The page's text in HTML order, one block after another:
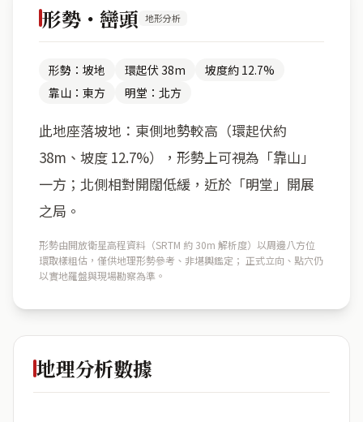
形勢・巒頭 地形分析
形勢：坡地 環起伏 38m
坡度約 12.7%
靠山：東方
明堂：北方
此地座落坡地：東側地勢較高（環起伏約
38m、坡度 12.7%），形勢上可視為「靠山」
一方；北側相對開闊低緩，近於「明堂」開展
之局。
形勢由開放衛星高程資料（SRTM 約 30m 解析度）以周邊八方位
環取樣粗估，僅供地理形勢參考、非堪輿鑑定； 正式立向、點穴仍
以實地羅盤與現場勘察為準。
地理分析數據